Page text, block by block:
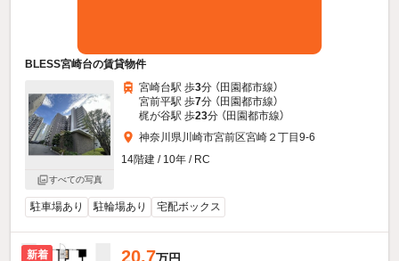
BLESS宮崎台の賃貸物件
すべての写真
宮崎台駅 歩3分 （田園都市線）
宮前平駅 歩7分 （田園都市線）
梶が谷駅 歩23分 （田園都市線）
神奈川県川崎市宮前区宮崎２丁目9-6
14階建 / 10年 / RC
駐車場あり 駐輪場あり 宅配ボックス
新着 20.7万円